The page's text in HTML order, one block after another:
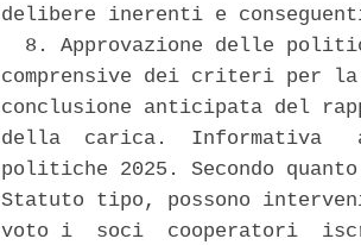
delibere inerenti e
8. Approvazione delle
comprensive dei criteri per la
conclusione anticipata del
della  carica.  Informativa
politiche 2025. Secondo
Statuto tipo, possono
voto i  soci  cooperatori